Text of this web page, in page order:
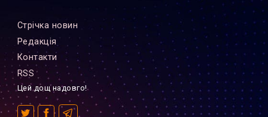
Стрiчка новин
Редакцiя
Контакти
RSS
Цей дощ надовго!